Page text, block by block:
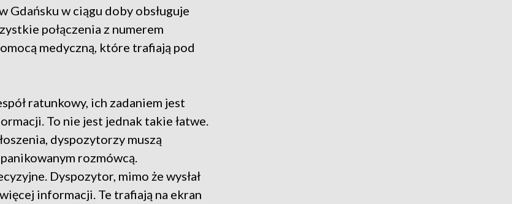
Gdańsku w ciągu doby obsługuje
połączenia z numerem
medyczną, które trafiają pod
ratunkowy, ich zadaniem jest
To nie jest jednak takie łatwe.
dyspozytorzy muszą
rozmówcą.
Dyspozytor, mimo że wysłał
informacji. Te trafiają na ekran